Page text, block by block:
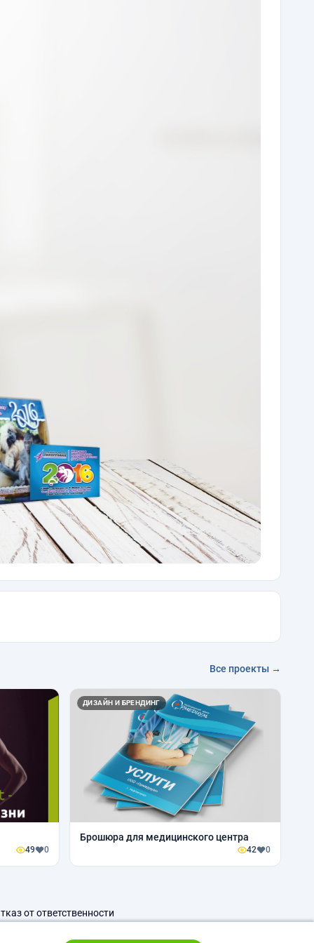
Все проекты →
49 0
ДИЗАЙН И БРЕНДИНГ
Брошюра для медицинского центра
42 0
от ответственности